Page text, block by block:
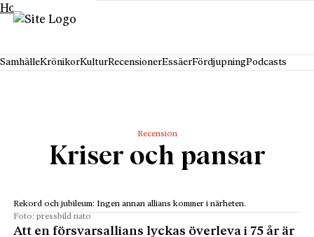
Hoppa till innehåll
SamhälleKrönikorKulturRecensionerEssäerFördjupningPodcasts
Recension
Kriser och pansar
Rekord och jubileum: Ingen annan allians kommer i närheten.
Foto: pressbild nato
Att en försvarsallians lyckas överleva i 75 år är